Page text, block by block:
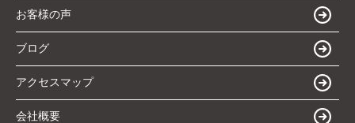
お客様の声
ブログ
アクセスマップ
会社概要